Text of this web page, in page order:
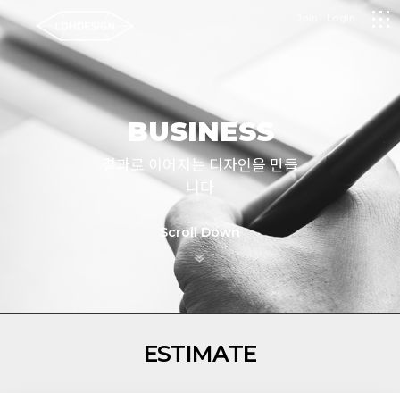
logo
BUSINESS
결과로 이어지는 디자인을 만듭
니다
Scroll Down
ESTIMATE